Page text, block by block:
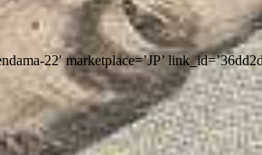
22′ marketplace=’JP’